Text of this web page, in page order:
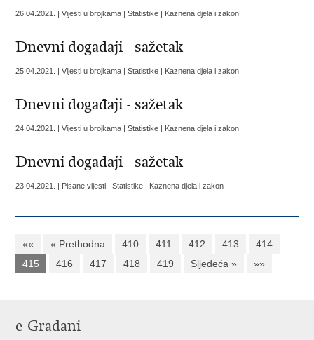
26.04.2021. | Vijesti u brojkama | Statistike | Kaznena djela i zakon
Dnevni događaji - sažetak
25.04.2021. | Vijesti u brojkama | Statistike | Kaznena djela i zakon
Dnevni događaji - sažetak
24.04.2021. | Vijesti u brojkama | Statistike | Kaznena djela i zakon
Dnevni događaji - sažetak
23.04.2021. | Pisane vijesti | Statistike | Kaznena djela i zakon
«« « Prethodna 410 411 412 413
414
415
416 417 418 419 Sljedeća » »»
e-Građani